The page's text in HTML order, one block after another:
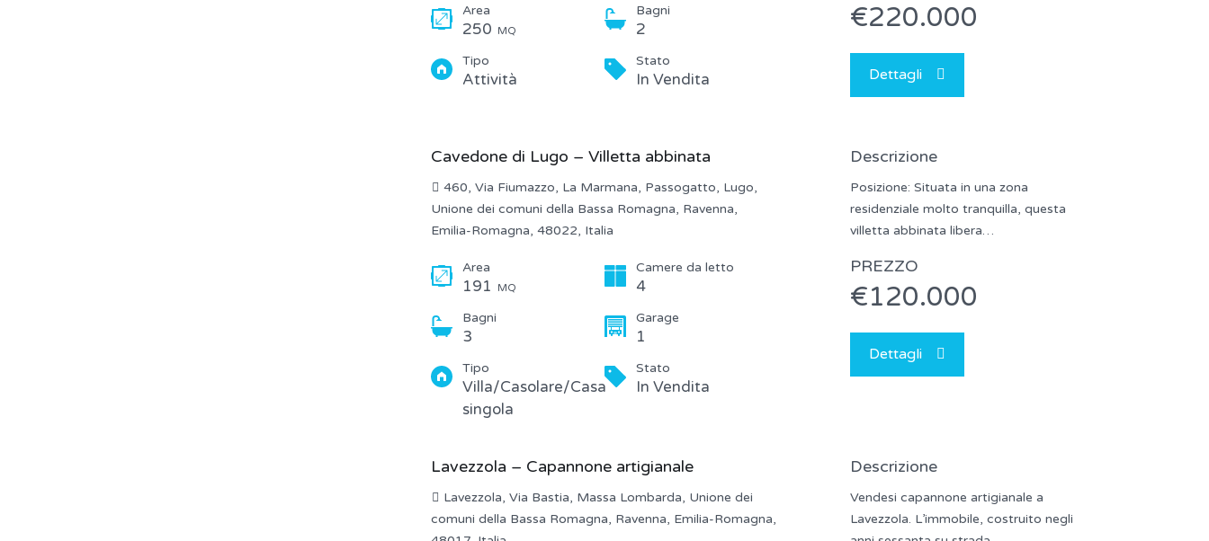
Area
250 MQ
Bagni
2
Tipo
Attività
Stato
In Vendita
€220.000
Dettagli
Cavedone di Lugo – Villetta abbinata
460, Via Fiumazzo, La Marmana, Passogatto, Lugo,
Unione dei comuni della Bassa Romagna, Ravenna,
Emilia-Romagna, 48022, Italia
Area
191 MQ
Camere da letto
4
Bagni
3
Garage
1
Tipo
Villa/Casolare/Casa
singola
Stato
In Vendita
Descrizione
Posizione: Situata in una zona
residenziale molto tranquilla, questa
villetta abbinata libera…
PREZZO
€120.000
Dettagli
Lavezzola – Capannone artigianale
Lavezzola, Via Bastia, Massa Lombarda, Unione dei
comuni della Bassa Romagna, Ravenna, Emilia-Romagna,
Descrizione
Vendesi capannone artigianale a
Lavezzola. L’immobile, costruito negli